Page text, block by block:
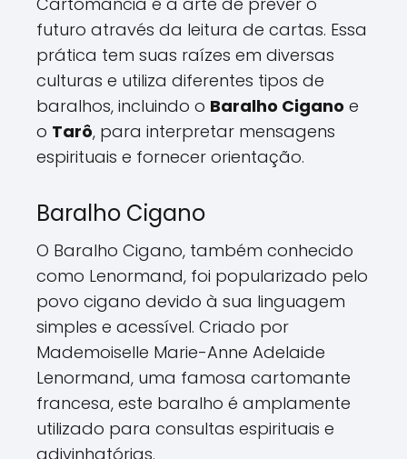
futuro através da leitura de cartas. Essa
prática tem suas raízes em diversas
culturas e utiliza diferentes tipos de
baralhos, incluindo o Baralho Cigano e
o Tarô, para interpretar mensagens
espirituais e fornecer orientação.
Baralho Cigano
O Baralho Cigano, também conhecido
como Lenormand, foi popularizado pelo
povo cigano devido à sua linguagem
simples e acessível. Criado por
Mademoiselle Marie-Anne Adelaide
Lenormand, uma famosa cartomante
francesa, este baralho é amplamente
utilizado para consultas espirituais e
adivinhatórias.